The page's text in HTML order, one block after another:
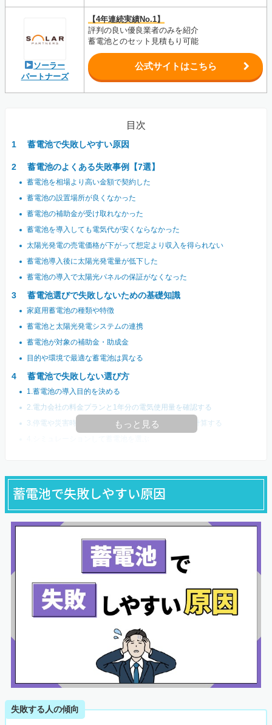
ソーラー
パートナーズ
【4年連続実績No.1】
評判の良い優良業者のみを紹介
蓄電池とのセット見積もり可能
公式サイトはこちら
目次
蓄電池で失敗しやすい原因
蓄電池のよくある失敗事例【7選】
蓄電池を相場より高い金額で契約した
蓄電池の設置場所が良くなかった
蓄電池の補助金が受け取れなかった
蓄電池を導入しても電気代が安くならなかった
太陽光発電の売電価格が下がって想定より収入を得られない
蓄電池導入後に太陽光発電量が低下した
蓄電池の導入で太陽光パネルの保証がなくなった
蓄電池選びで失敗しないための基礎知識
家庭用蓄電池の種類や特徴
蓄電池と太陽光発電システムの連携
蓄電池が対象の補助金・助成金
目的や環境で最適な蓄電池は異なる
蓄電池で失敗しない選び方
1.蓄電池の導入目的を決める
2.電力会社の料金プランと1年分の電気使用量を確認する
3.停電や災害時に使いたい電化製品の容量と時間を計算する
もっと見る
蓄電池で失敗しやすい原因
失敗する人の傾向